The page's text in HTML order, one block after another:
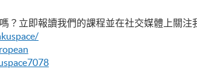
立即報讀我們的課程並在社交媒體上關注